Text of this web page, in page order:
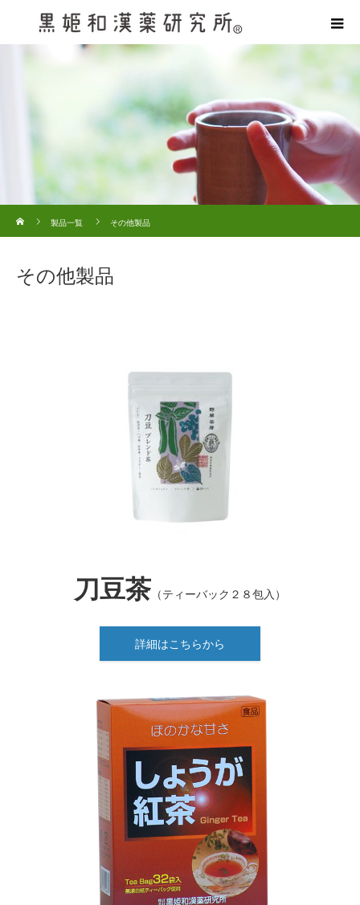
製品一覧
その他製品
その他製品
刀豆茶 （ティーバック２８包入）
詳細はこちらから